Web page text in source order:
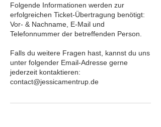
Folgende Informationen werden zur
erfolgreichen Ticket-Übertragung benötigt:
Vor- & Nachname, E-Mail und
Telefonnummer der betreffenden Person.
Falls du weitere Fragen hast, kannst du uns
unter folgender Email-Adresse gerne
jederzeit kontaktieren: